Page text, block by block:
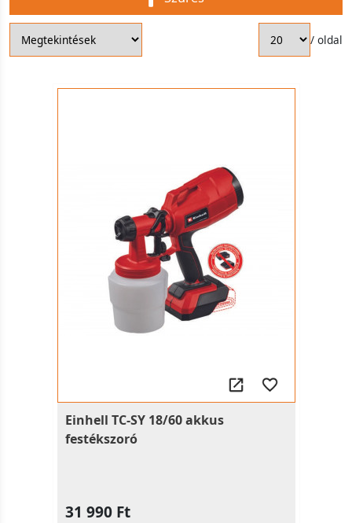
/ oldal
Einhell TC-SY 18/60 akkus
festékszoró
31 990 Ft